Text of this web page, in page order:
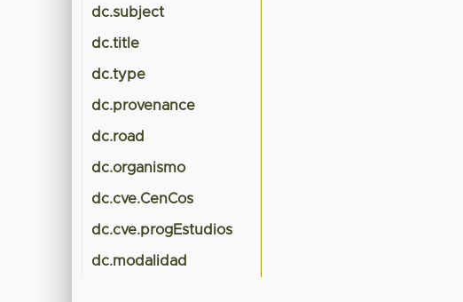
dc.subject
dc.title
dc.type
dc.provenance
dc.road
dc.organismo
dc.cve.CenCos
dc.cve.progEstudios
dc.modalidad